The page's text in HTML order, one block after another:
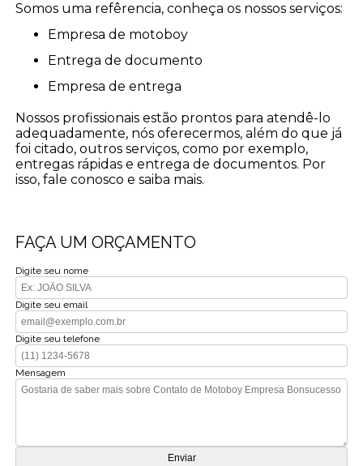
Somos uma refêrencia, conheça os nossos serviços:
empresa de motoboy
entrega de documento
empresa de entrega
Nossos profissionais estão prontos para atendê-lo
adequadamente, nós oferecermos, além do que já
foi citado, outros serviços, como por exemplo,
entregas rápidas e entrega de documentos. Por
isso, fale conosco e saiba mais.
FAÇA UM ORÇAMENTO
Digite seu nome
Digite seu email
Digite seu telefone
Mensagem